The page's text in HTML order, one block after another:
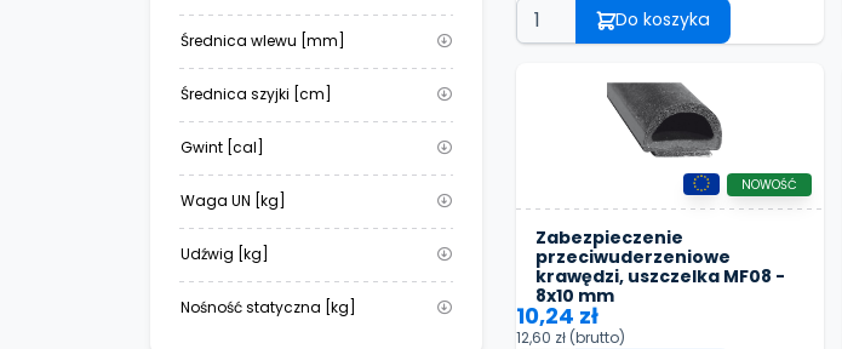
Średnica wlewu [mm]
Średnica szyjki [cm]
Gwint [cal]
Waga UN [kg]
Udźwig [kg]
Nośność statyczna [kg]
Do koszyka
Zabezpieczenie
przeciwuderzeniowe
krawędzi, uszczelka MF08 -
8x10 mm
NOWOŚĆ
10,24 zł
12,60 zł (brutto)